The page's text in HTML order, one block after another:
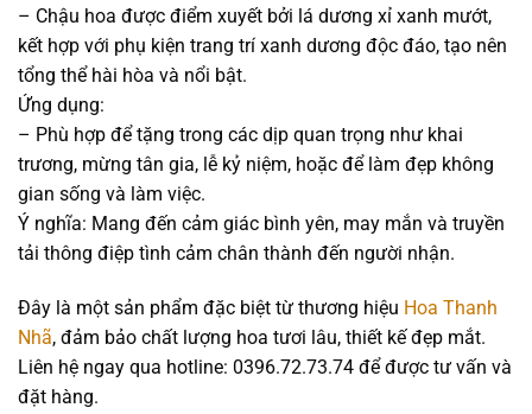
– Chậu hoa được điểm xuyết bởi lá dương xỉ xanh mướt,
kết hợp với phụ kiện trang trí xanh dương độc đáo, tạo nên
tổng thể hài hòa và nổi bật.
Ứng dụng:
– Phù hợp để tặng trong các dịp quan trọng như khai
trương, mừng tân gia, lễ kỷ niệm, hoặc để làm đẹp không
gian sống và làm việc.
Ý nghĩa: Mang đến cảm giác bình yên, may mắn và truyền
tải thông điệp tình cảm chân thành đến người nhận.
Đây là một sản phẩm đặc biệt từ thương hiệu Hoa Thanh
Nhã, đảm bảo chất lượng hoa tươi lâu, thiết kế đẹp mắt.
Liên hệ ngay qua hotline: 0396.72.73.74 để được tư vấn và
đặt hàng.